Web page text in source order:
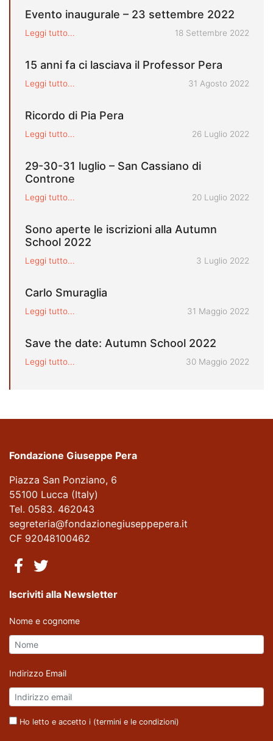
Evento inaugurale – 23 settembre 2022
Leggi tutto... Pubblicato il
18 Settembre 2022
15 anni fa ci lasciava il Professor Pera
Leggi tutto... Pubblicato il
31 Agosto 2022
Ricordo di Pia Pera
Leggi tutto... Pubblicato il
26 Luglio 2022
29-30-31 luglio – San Cassiano di
Controne
Leggi tutto... Pubblicato il
20 Luglio 2022
Sono aperte le iscrizioni alla Autumn
School 2022
Leggi tutto... Pubblicato il
3 Luglio 2022
Carlo Smuraglia
Leggi tutto... Pubblicato il
31 Maggio 2022
Save the date: Autumn School 2022
Leggi tutto... Pubblicato il
30 Maggio 2022
Fondazione Giuseppe Pera
Piazza San Ponziano, 6
55100 Lucca (Italy)
Tel. 0583. 462043
segreteria@fondazionegiuseppepera.it
CF 92048100462
Iscriviti alla Newsletter
Nome e cognome
Indirizzo Email
Ho letto e accetto i (termini e le condizioni)